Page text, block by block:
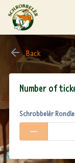
Back
Number of
Schrobbelèr